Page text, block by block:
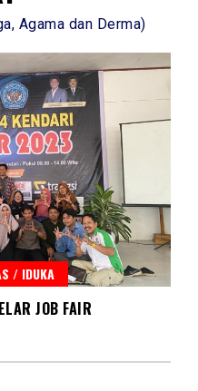
Agama dan Derma)
/ IDUKA
JOB FAIR